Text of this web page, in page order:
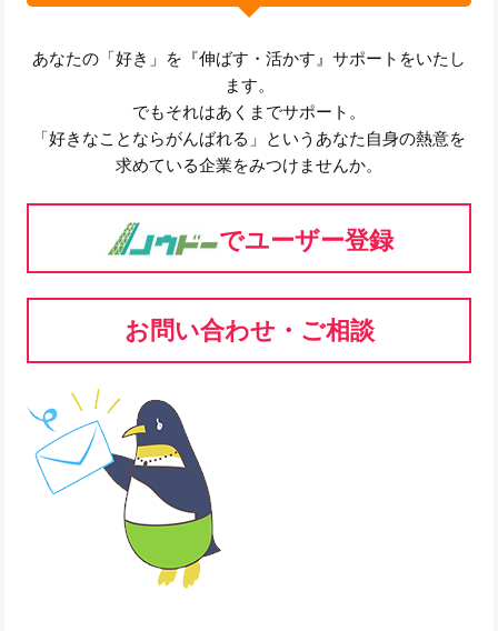
あなたの「好き」を『伸ばす・活かす』サポートをいたし
ます。
でもそれはあくまでサポート。
「好きなことならがんばれる」というあなた自身の熱意を
求めている企業をみつけませんか。
でユーザー登録
お問い合わせ・ご相談